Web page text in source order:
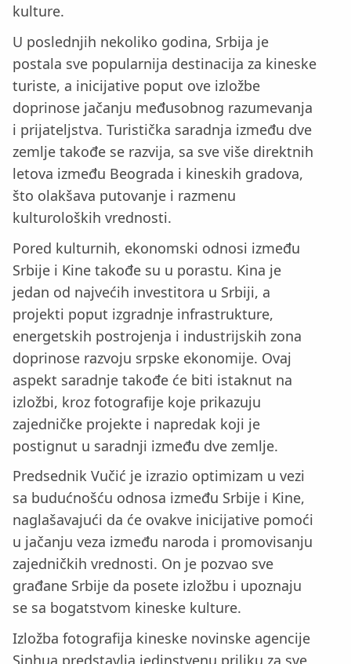
kulture.
U poslednjih nekoliko godina, Srbija je
postala sve popularnija destinacija za kineske
turiste, a inicijative poput ove izložbe
doprinose jačanju međusobnog razumevanja
i prijateljstva. Turistička saradnja između dve
zemlje takođe se razvija, sa sve više direktnih
letova između Beograda i kineskih gradova,
što olakšava putovanje i razmenu
kulturoloških vrednosti.
Pored kulturnih, ekonomski odnosi između
Srbije i Kine takođe su u porastu. Kina je
jedan od najvećih investitora u Srbiji, a
projekti poput izgradnje infrastrukture,
energetskih postrojenja i industrijskih zona
doprinose razvoju srpske ekonomije. Ovaj
aspekt saradnje takođe će biti istaknut na
izložbi, kroz fotografije koje prikazuju
zajedničke projekte i napredak koji je
postignut u saradnji između dve zemlje.
Predsednik Vučić je izrazio optimizam u vezi
sa budućnošću odnosa između Srbije i Kine,
naglašavajući da će ovakve inicijative pomoći
u jačanju veza između naroda i promovisanju
zajedničkih vrednosti. On je pozvao sve
građane Srbije da posete izložbu i upoznaju
se sa bogatstvom kineske kulture.
Izložba fotografija kineske novinske agencije
Sinhua predstavlja jedinstvenu priliku za sve